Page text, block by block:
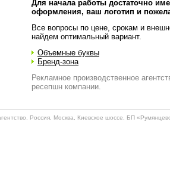
Для начала работы достаточно
оформления, ваш логотип и
Все вопросы по цене, срокам и
найдем оптимальный вариант.
Объемные буквы
Бренд-зона
Рекламное производственное
ресепшн компании.
Россия, Москва, Киевское шоссе, БП